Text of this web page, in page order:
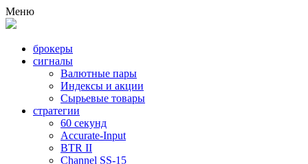
Меню
брокеры
сигналы
Валютные пары
Индексы и акции
Сырьевые товары
стратегии
60 секунд
Accurate-Input
BTR II
Channel SS-15